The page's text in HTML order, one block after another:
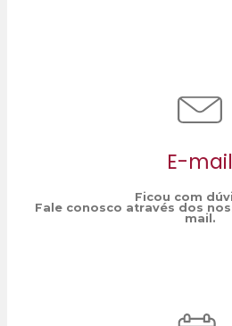
E-mail
Ficou com
Fale conosco através dos
mail.